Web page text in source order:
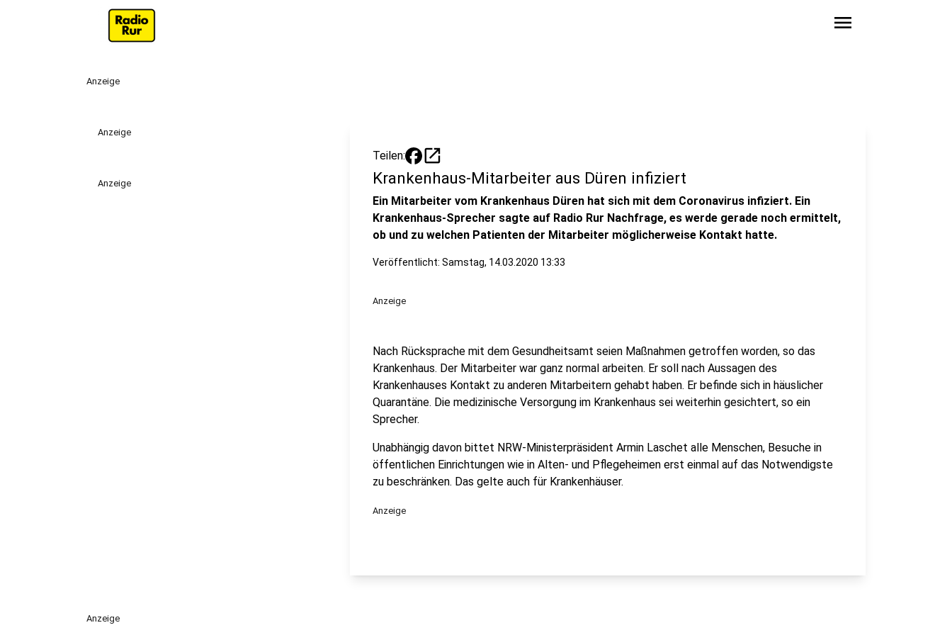
menu
Anzeige
Anzeige
Anzeige
Teilen: open_in_new
Krankenhaus-Mitarbeiter aus Düren infiziert
Ein Mitarbeiter vom Krankenhaus Düren hat sich mit dem Coronavirus infiziert. Ein
Krankenhaus-Sprecher sagte auf Radio Rur Nachfrage, es werde gerade noch ermittelt,
ob und zu welchen Patienten der Mitarbeiter möglicherweise Kontakt hatte.
Veröffentlicht: Samstag, 14.03.2020 13:33
Anzeige
Nach Rücksprache mit dem Gesundheitsamt seien Maßnahmen getroffen worden, so das
Krankenhaus. Der Mitarbeiter war ganz normal arbeiten. Er soll nach Aussagen des
Krankenhauses Kontakt zu anderen Mitarbeitern gehabt haben. Er befinde sich in häuslicher
Quarantäne. Die medizinische Versorgung im Krankenhaus sei weiterhin gesichtert, so ein
Sprecher.
Unabhängig davon bittet NRW-Ministerpräsident Armin Laschet alle Menschen, Besuche in
öffentlichen Einrichtungen wie in Alten- und Pflegeheimen erst einmal auf das Notwendigste
zu beschränken. Das gelte auch für Krankenhäuser.
Anzeige
Anzeige